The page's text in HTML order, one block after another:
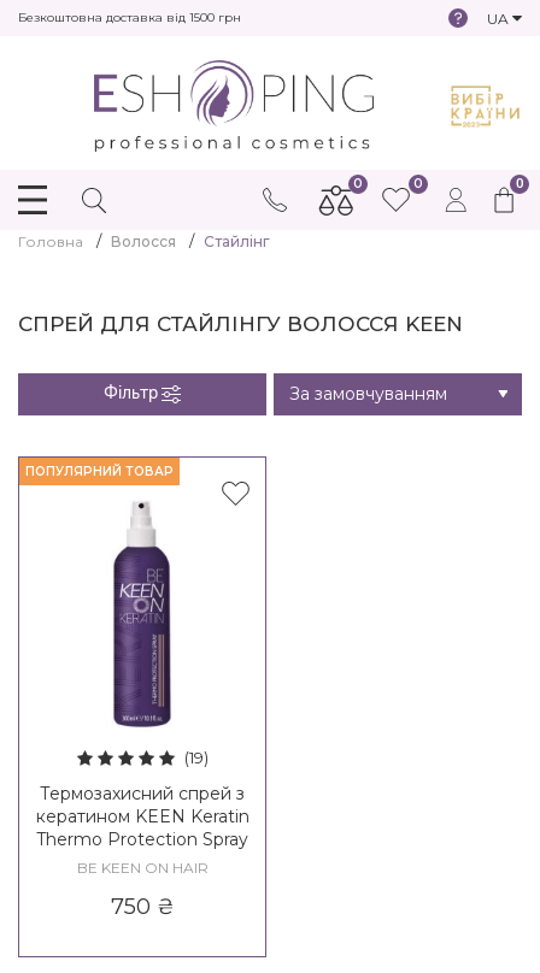
Безкоштовна доставка від 1500 грн UA
0
0 0
Головна Волосся Стайлінг
СПРЕЙ ДЛЯ СТАЙЛІНГУ ВОЛОССЯ KEEN
Фільтр
ПОПУЛЯРНИЙ ТОВАР
(19)
Термозахисний спрей з
кератином KEEN Keratin
Thermo Protection Spray
BE KEEN ON HAIR
750 ₴